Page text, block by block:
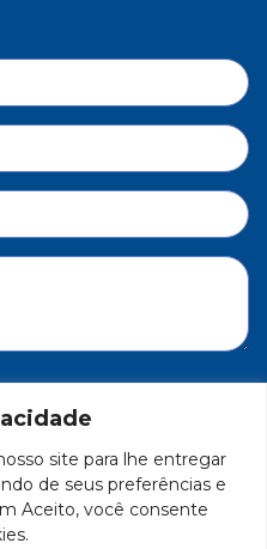
site para lhe entregar
de seus preferências e
Aceito, você consente